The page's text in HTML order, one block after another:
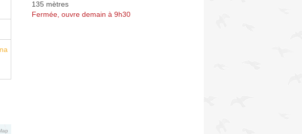
135 mètres
Fermée, ouvre demain à 9h30